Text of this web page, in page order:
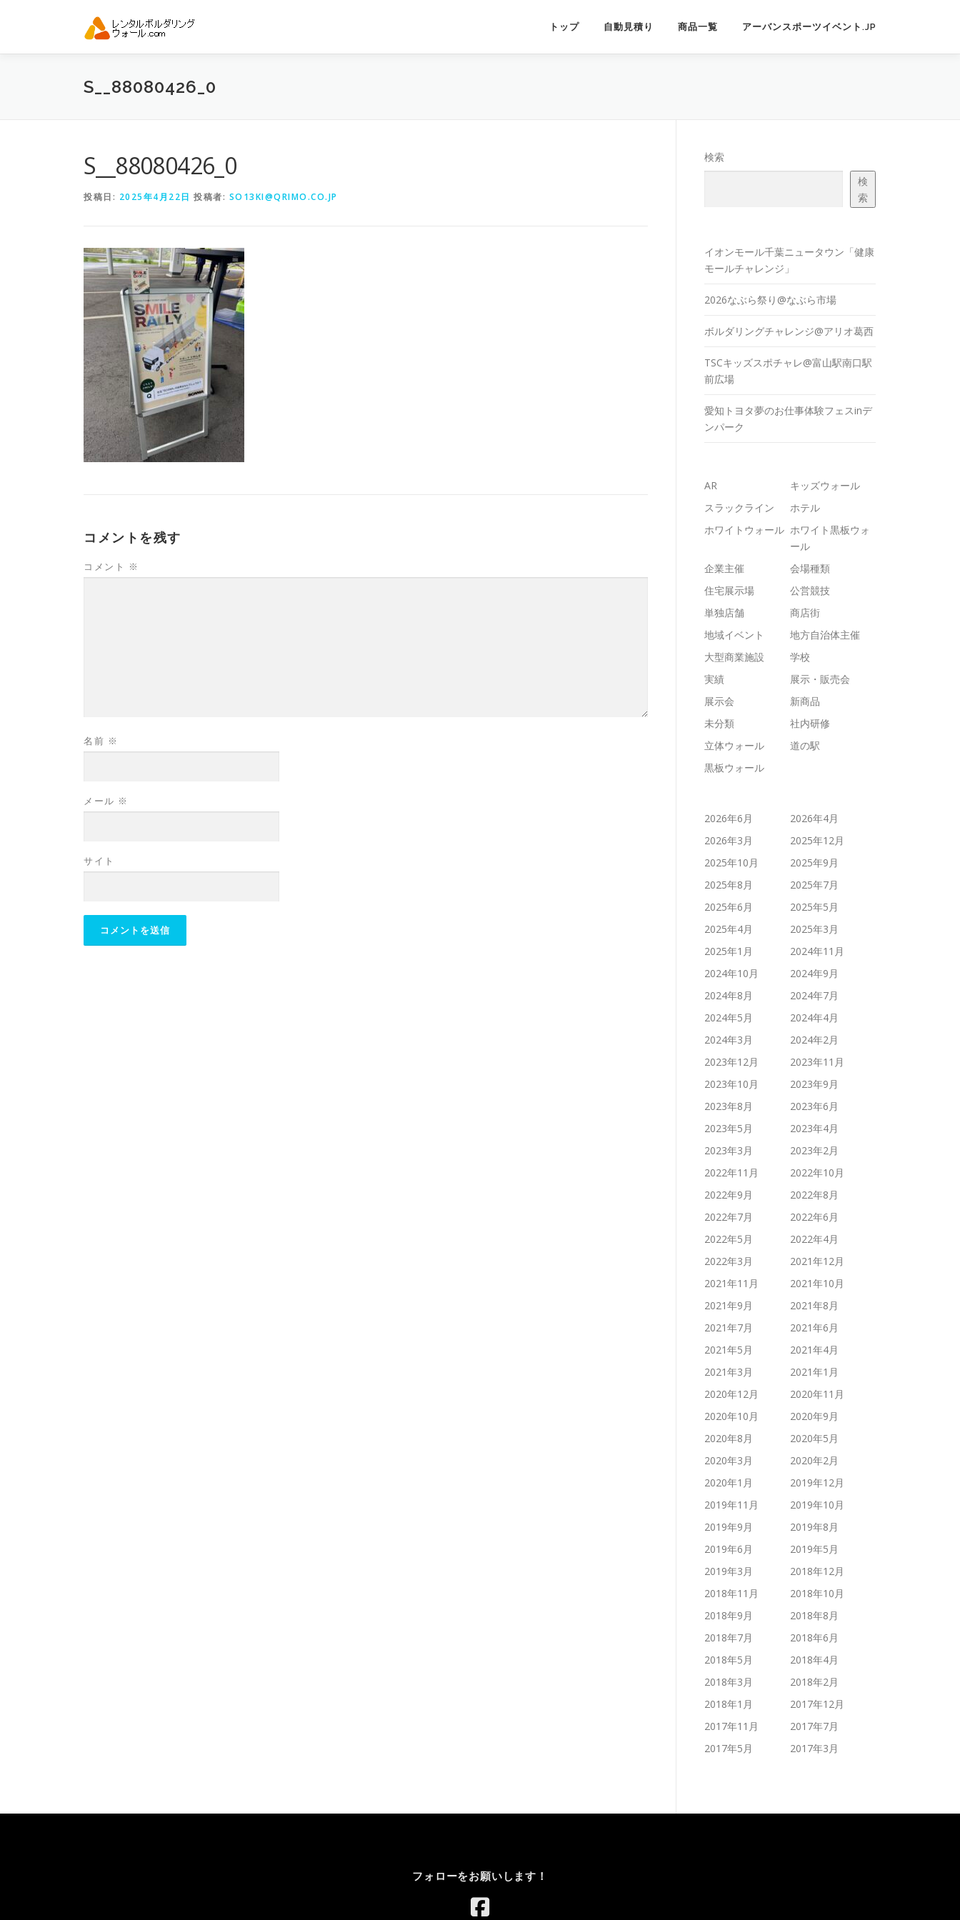
ン
トップ 自動見積り 商品一覧 アーバンスポーツイベント.JP
S__88080426_0
S__88080426_0
投稿日: 2025年4月22日 投稿者: SO13KI@QRIMO.CO.JP
コメントを残す
コメント ※
名前 ※
メール ※
サイト
検索
検
索
イオンモール千葉ニュータウン「健康
モールチャレンジ」
2026なぶら祭り@なぶら市場
ボルダリングチャレンジ@アリオ葛西
TSCキッズスポチャレ@富山駅南口駅
前広場
愛知トヨタ夢のお仕事体験フェスinデ
ンパーク
AR
キッズウォール
スラックライン
ホテル
ホワイトウォール ホワイト黒板ウォ
ール
企業主催
会場種類
住宅展示場
公営競技
単独店舗
商店街
地域イベント
地方自治体主催
大型商業施設
学校
実績
展示・販売会
展示会
新商品
未分類
社内研修
立体ウォール
道の駅
黒板ウォール
2026年6月
2026年4月
2026年3月
2025年12月
2025年10月
2025年9月
2025年8月
2025年7月
2025年6月
2025年5月
2025年4月
2025年3月
2025年1月
2024年11月
2024年10月
2024年9月
2024年8月
2024年7月
2024年5月
2024年4月
2024年3月
2024年2月
2023年12月
2023年11月
2023年10月
2023年9月
2023年8月
2023年6月
2023年5月
2023年4月
2023年3月
2023年2月
2022年11月
2022年10月
2022年9月
2022年8月
2022年7月
2022年6月
2022年5月
2022年4月
2022年3月
2021年12月
2021年11月
2021年10月
2021年9月
2021年8月
2021年7月
2021年6月
2021年5月
2021年4月
2021年3月
2021年1月
2020年12月
2020年11月
2020年10月
2020年9月
2020年8月
2020年5月
2020年3月
2020年2月
2020年1月
2019年12月
2019年11月
2019年10月
2019年9月
2019年8月
2019年6月
2019年5月
2019年3月
2018年12月
2018年11月
2018年10月
2018年9月
2018年8月
2018年7月
2018年6月
2018年5月
2018年4月
2018年3月
2018年2月
2018年1月
2017年12月
2017年11月
2017年7月
2017年5月
2017年3月
フォローをお願いします！